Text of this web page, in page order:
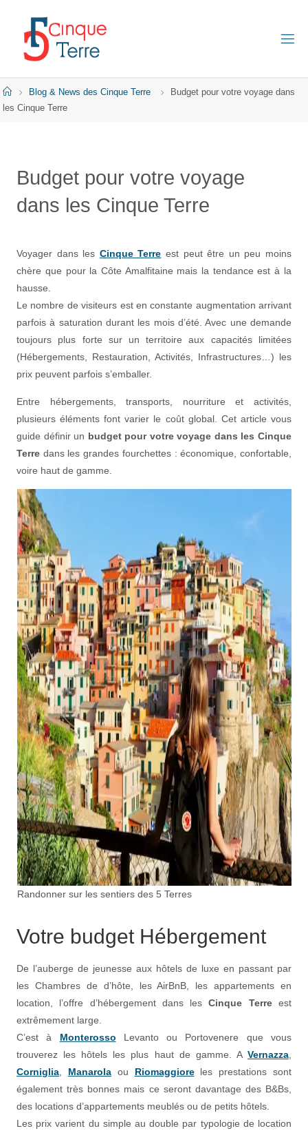
content
Q
E
N I
T
E
HomeBlog & News des Cinque Terre
Budget pour votre voyage dans
les Cinque Terre
Budget pour votre voyage
dans les Cinque Terre
Voyager dans les Cinque Terre est peut être un peu moins
chère que pour la Côte Amalfitaine mais la tendance est à la
hausse.
Le nombre de visiteurs est en constante augmentation arrivant
parfois à saturation durant les mois d’été. Avec une demande
toujours plus forte sur un territoire aux capacités limitées
(Hébergements, Restauration, Activités, Infrastructures…) les
prix peuvent parfois s’emballer.
Entre hébergements, transports, nourriture et activités,
plusieurs éléments font varier le coût global. Cet article vous
guide définir un budget pour votre voyage dans les Cinque
Terre dans les grandes fourchettes : économique, confortable,
voire haut de gamme.
Randonner sur les sentiers des 5 Terres
Votre budget Hébergement
De l’auberge de jeunesse aux hôtels de luxe en passant par
les Chambres de d’hôte, les AirBnB, les appartements en
location, l’offre d’hébergement dans lesCinque Terreest
extrêmement large.
C’est à Monterosso Levanto ou Portovenere que vous
trouverez les hôtels les plus haut de gamme. A Vernazza,
Corniglia
Manarolaou Riomaggioreles prestations sont
également très bonnes mais ce seront davantage des B&Bs,
des locations d’appartements meublés ou de petits hôtels.
Les prix varient du simple au double par typologie de location